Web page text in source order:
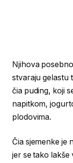
Njihova
stvaraju gelastu
čia puding, koji
napitkom,
plodovima.
Čia sjemenke je
jer se tako lakše